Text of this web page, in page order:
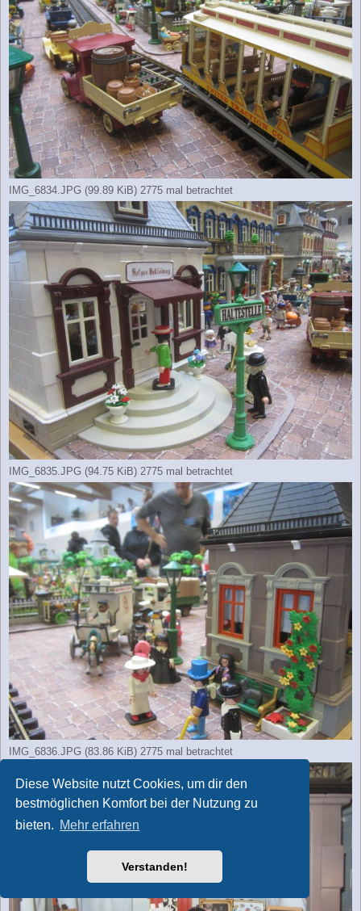
Diese Website nutzt Cookies, um dir den
bestmöglichen Komfort bei der Nutzung zu
bieten. Mehr erfahren
Verstanden!
IMG_6834.JPG (99.89 KiB) 2775 mal betrachtet
IMG_6835.JPG (94.75 KiB) 2775 mal betrachtet
IMG_6836.JPG (83.86 KiB) 2775 mal betrachtet